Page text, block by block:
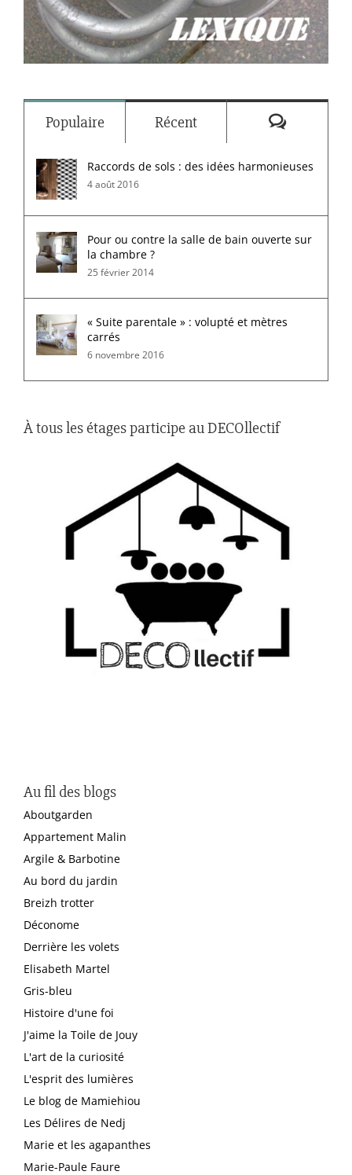
Populaire Récent
Raccords de sols : des idées harmonieuses
4 août 2016
Pour ou contre la salle de bain ouverte sur
la chambre ?
25 février 2014
« Suite parentale » : volupté et mètres
carrés
6 novembre 2016
À tous les étages participe au DECOllectif
Au fil des blogs
Aboutgarden
Appartement Malin
Argile & Barbotine
Au bord du jardin
Breizh trotter
Déconome
Derrière les volets
Elisabeth Martel
Gris-bleu
Histoire d'une foi
J'aime la Toile de Jouy
L'art de la curiosité
L'esprit des lumières
Le blog de Mamiehiou
Les Délires de Nedj
Marie et les agapanthes
Marie-Paule Faure